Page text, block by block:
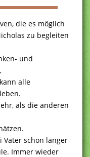
die es möglich
zu begleiten
und
alle
als die anderen
Väter schon länger
Immer wieder